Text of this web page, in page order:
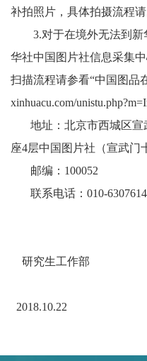
补拍照片，具体拍摄流程
3.对于在境外无法到
华社中国图片社信息采集
扫描流程请参看“中国图品
xinhuacu.com/
地址：北京市西城区宣
座4层中国图片社（宣武门
邮编： 100052
联系电话： 010-
研究生工作部
2018.10.22